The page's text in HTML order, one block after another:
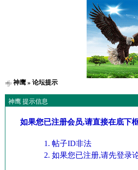
神鹰» 论坛提示
神鹰 提示信息
如果您已注册会员,请直接在底下
帖子ID非法
如果您已注册,请先登录